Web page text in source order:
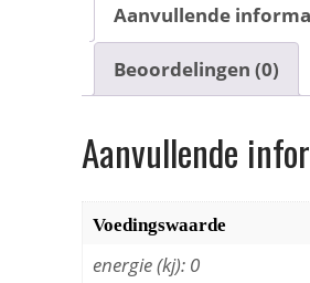
Aanvullende
Beoordelingen (0)
Aanvullende
Voedingswaarde
energie (kj): 0